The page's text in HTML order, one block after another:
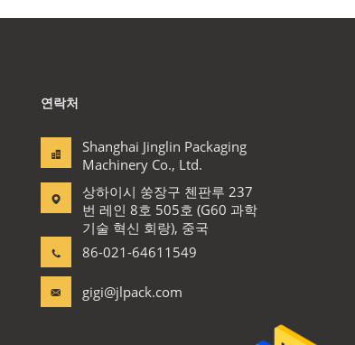
연락처
Shanghai Jinglin Packaging
Machinery Co., Ltd.
상하이시 쑹장구 첸판루 237
번 레인 8호 505호 (G60 과학
기술 혁신 회랑), 중국
86-021-64611549
gigi@jlpack.com